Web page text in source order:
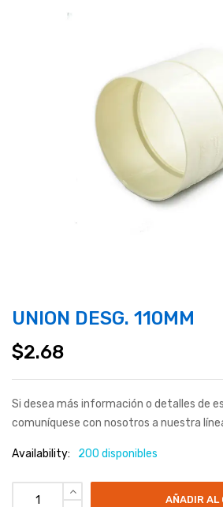
UNION DESG. 110MM
$2.68
Si desea más información o detalles de
comuníquese con nosotros a nuestra
Availability: 200 disponibles
AÑADIR AL